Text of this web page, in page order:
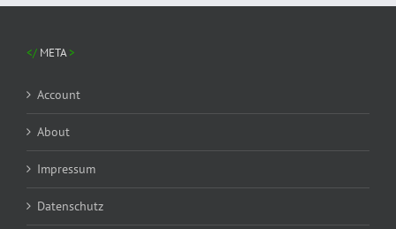
META
Account
About
Impressum
Datenschutz